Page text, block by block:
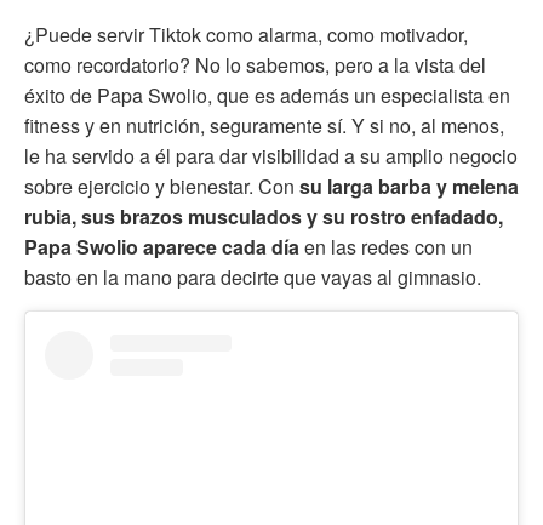
¿Puede servir Tiktok como alarma, como motivador,
como recordatorio? No lo sabemos, pero a la vista del
éxito de Papa Swolio, que es además un especialista en
fitness y en nutrición, seguramente sí. Y si no, al menos,
le ha servido a él para dar visibilidad a su amplio negocio
sobre ejercicio y bienestar. Con su larga barba y melena
rubia, sus brazos musculados y su rostro enfadado,
Papa Swolio aparece cada díaen las redes con un
basto en la mano para decirte que vayas al gimnasio.